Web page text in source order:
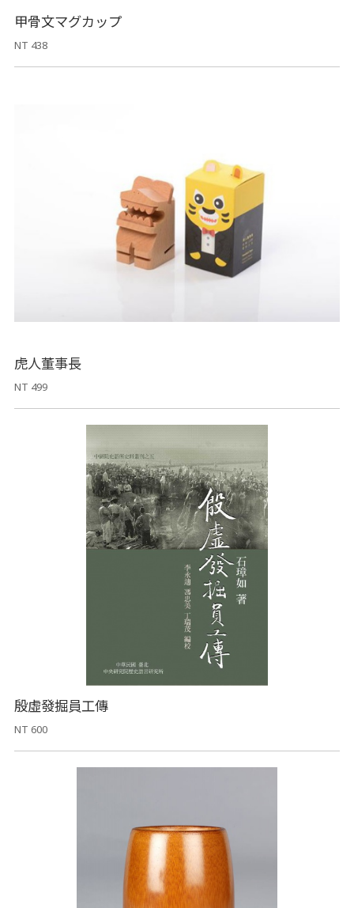
甲骨文マグカップ
NT 438
虎人董事長
NT 499
殷虛發掘員工傳
NT 600